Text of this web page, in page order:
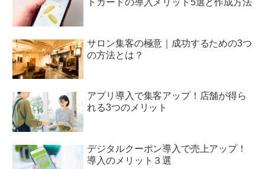
サロン集客の極意｜成功するための3つ
の方法とは？
アプリ導入で集客アップ！店舗が得ら
れる3つのメリット
デジタルクーポン導入で売上アップ！
導入のメリット３選